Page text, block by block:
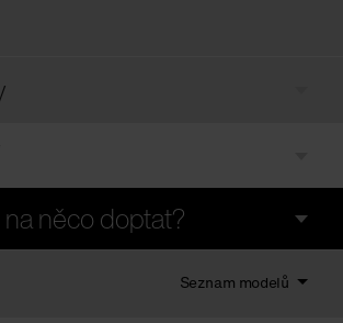
něco doptat?
Seznam modelů